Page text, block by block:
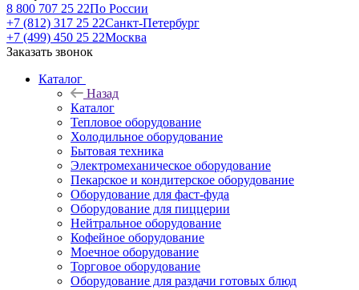
8 800 707 25 22По России
+7 (812) 317 25 22Санкт-Петербург
+7 (499) 450 25 22Москва
Заказать звонок
Каталог
Назад
Каталог
Тепловое оборудование
Холодильное оборудование
Бытовая техника
Электромеханическое оборудование
Пекарское и кондитерское оборудование
Оборудование для фаст-фуда
Оборудование для пиццерии
Нейтральное оборудование
Кофейное оборудование
Моечное оборудование
Торговое оборудование
Оборудование для раздачи готовых блюд